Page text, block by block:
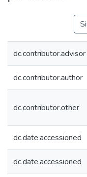
dc.contributor.advisor
dc.contributor.author
dc.contributor.other
dc.date.accessioned
dc.date.accessioned